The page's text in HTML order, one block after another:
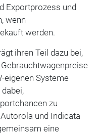
Exportprozess und
wenn
werden.
ihren Teil dazu bei,
eigenen Systeme
zu
und Indicata
eine